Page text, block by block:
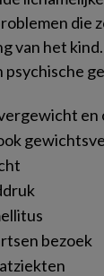
die
van het
psychische
en
bezoek